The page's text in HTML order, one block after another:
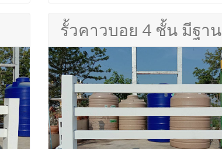
รั้วคาวบอย 4 ชั้น มีฐาน